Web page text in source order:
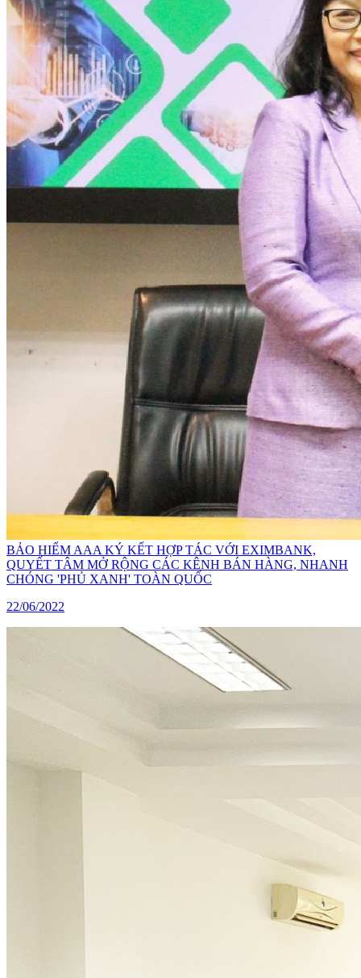
BẢO HIỂM AAA KÝ KẾT HỢP TÁC VỚI EXIMBANK,
QUYẾT TÂM MỞ RỘNG CÁC KÊNH BÁN HÀNG, NHANH
CHÓNG 'PHỦ XANH' TOÀN QUỐC
22/06/2022